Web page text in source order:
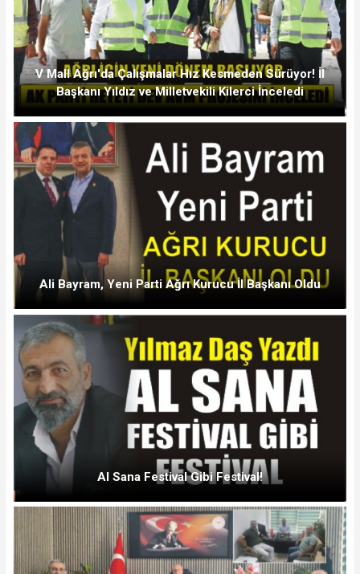
V Mall Ağrı'da Çalışmalar Hız Kesmeden Sürüyor! İl
Başkanı Yıldız ve Milletvekili Kilerci İnceledi
Ali Bayram, Yeni Parti Ağrı Kurucu İl Başkanı Oldu
Al Sana Festival Gibi Festival!